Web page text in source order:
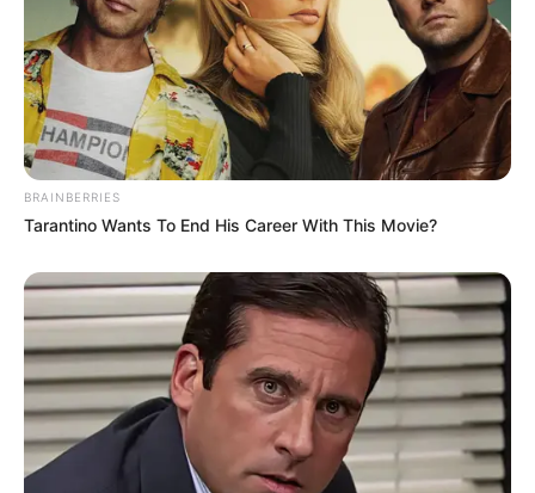
BRAINBERRIES
Tarantino Wants To End His Career With This Movie?